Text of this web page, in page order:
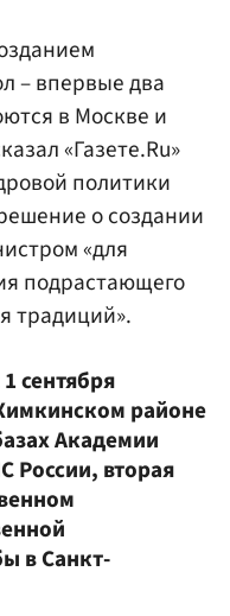
– впервые два
в Москве и
«Газете.Ru»
политики
о создании
«для
подрастающего
традиций».
сентября
районе
Академии
России, вторая
в Санкт-